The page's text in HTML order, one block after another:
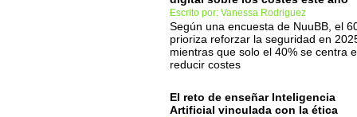
Escrito por: Vanessa Rodriguez
Según una encuesta de NuuBB, el
prioriza reforzar la seguridad en
mientras que solo el 40% se centra
reducir costes
El reto de enseñar Inteligencia
Artificial vinculada con la ética